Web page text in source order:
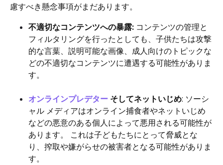
慮すべき懸念事項がまだあります。
不適切なコンテンツへの暴露: コンテンツの管理と
フィルタリングを行ったとしても、子供たちは攻撃
的な言葉、説明可能な画像、成人向けのトピックな
どの不適切なコンテンツに遭遇する可能性がありま
す。
オンラインプレデター そしてネットいじめ: ソーシ
ャル メディアはオンライン捕食者やネットいじめ
などの悪意のある個人によって悪用される可能性が
あります。 これは子どもたちにとって脅威とな
り、搾取や嫌がらせの被害者となる可能性がありま
す。